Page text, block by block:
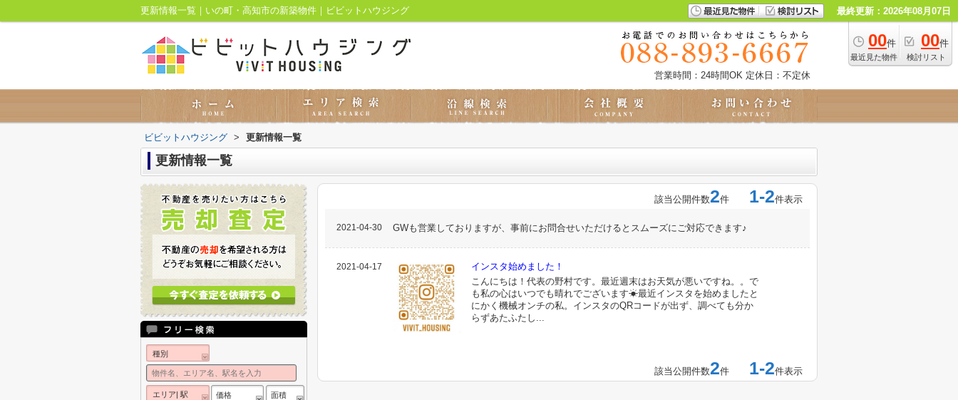
更新情報一覧｜いの町・高知市の新築物件｜ビビットハウジング 最終更新：2026年08月07日
00件
最近見た物件
00件
検討リスト
営業時間：24時間OK 定休日：不定休
ビビットハウジング > 更新情報一覧
更新情報一覧
該当公開件数2件 1-2件表示
2021-04-30 GWも営業しておりますが、事前にお問合せいただけるとスムーズにご対応できます♪
2021-04-17
インスタ始めました！
こんにちは！代表の野村です。最近週末はお天気が悪いですね。。で
も私の心はいつでも晴れでございます☀最近インスタを始めましたと
にかく機械オンチの私。インスタのQRコードが出ず、調べても分か
らずあたふたし...
該当公開件数2件 1-2件表示
種別
エリア| 駅 価格 面積